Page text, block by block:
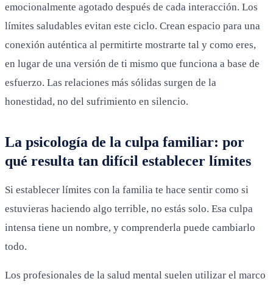
emocionalmente agotado después de cada interacción. Los
límites saludables evitan este ciclo. Crean espacio para una
conexión auténtica al permitirte mostrarte tal y como eres,
en lugar de una versión de ti mismo que funciona a base de
esfuerzo. Las relaciones más sólidas surgen de la
honestidad, no del sufrimiento en silencio.
La psicología de la culpa familiar: por
qué resulta tan difícil establecer límites
Si establecer límites con la familia te hace sentir como si
estuvieras haciendo algo terrible, no estás solo. Esa culpa
intensa tiene un nombre, y comprenderla puede cambiarlo
todo.
Los profesionales de la salud mental suelen utilizar el marco